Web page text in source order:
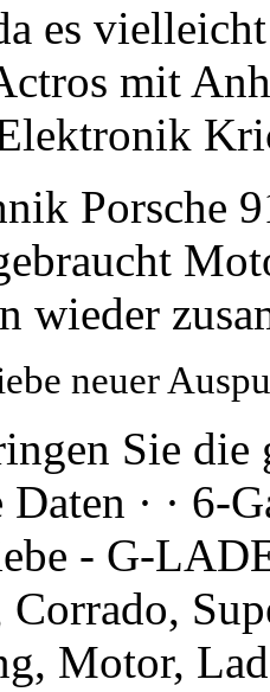
es
mit
Porsche
wieder
neuer
Sie
Daten · · 6-
- G-
Motor,